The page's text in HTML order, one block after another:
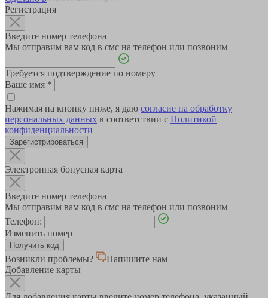
Регистрация
Введите номер телефона
Мы отправим вам код в смс на телефон или позвоним
Требуется подтверждение по номеру
Ваше имя *
Нажимая на кнопку ниже, я даю согласие на обработку
персональных данных в соответствии с Политикой
конфиденциальности
Зарегистрироваться
Электронная бонусная карта
Введите номер телефона
Мы отправим вам код в смс на телефон или позвоним
Телефон:
Изменить номер
Возникли проблемы?
Напишите нам
Добавление карты